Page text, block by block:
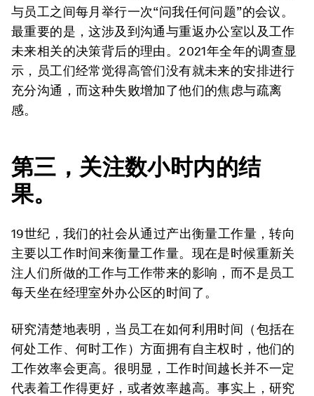
与员工之间每月举行一次“问我任何问题”的会议。
最重要的是，这涉及到沟通与重返办公室以及工作
未来相关的决策背后的理由。2021年全年的调查显
示，员工们经常觉得高管们没有就未来的安排进行
充分沟通，而这种失败增加了他们的焦虑与疏离
感。
第三，关注数小时内的结
果。
19世纪，我们的社会从通过产出衡量工作量，转向
主要以工作时间来衡量工作量。现在是时候重新关
注人们所做的工作与工作带来的影响，而不是员工
每天坐在经理室外办公区的时间了。
研究清楚地表明，当员工在如何利用时间（包括在
何处工作、何时工作）方面拥有自主权时，他们的
工作效率会更高。很明显，工作时间越长并不一定
代表着工作得更好，或者效率越高。事实上，研究